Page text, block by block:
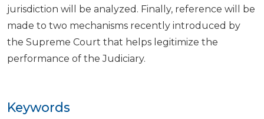
Keywords
jurisdiction will be analyzed. Finally, reference will be
made to two mechanisms recently introduced by
the Supreme Court that helps legitimize the
performance of the Judiciary.